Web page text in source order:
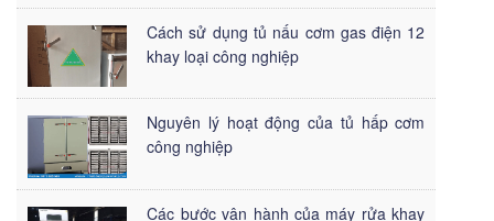
Cách sử dụng tủ nấu cơm gas điện 12
khay loại công nghiệp
Nguyên lý hoạt động của tủ hấp cơm
công nghiệp
Các bước vận hành của máy rửa khay